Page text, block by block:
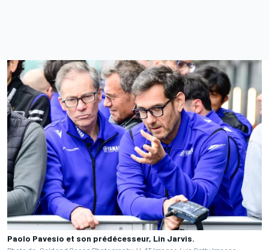
Paolo Pavesio et son prédécesseur, Lin Jarvis.